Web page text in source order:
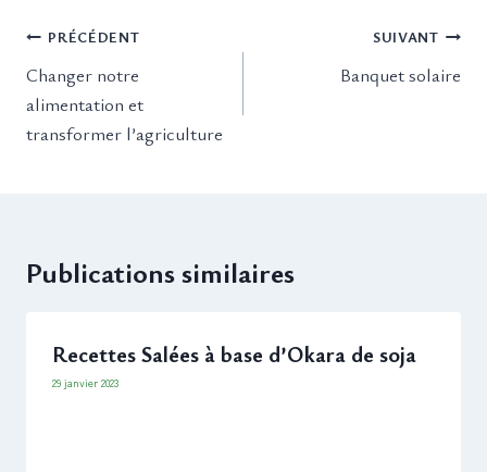
publication :
Navigation
de
l’article
PRÉCÉDENT
Changer notre
alimentation et
transformer l’agriculture
SUIVANT
Banquet solaire
Publications similaires
Recettes Salées à base d’Okara de soja
29 janvier 2023